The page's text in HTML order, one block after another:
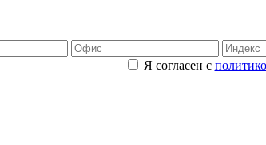
Я согласен с